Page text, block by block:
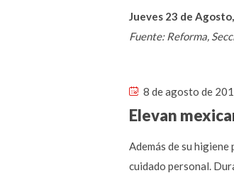
Jueves 23 de
Fuente: Reforma,
8 de agosto de
Elevan
Además de su
cuidado personal.